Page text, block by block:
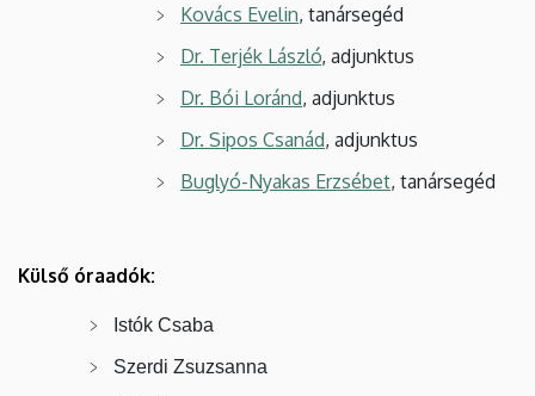
Kovács Evelin, tanársegéd
Dr. Terjék László, adjunktus
Dr. Bói Loránd, adjunktus
Dr. Sipos Csanád, adjunktus
Buglyó-Nyakas Erzsébet, tanársegéd
Külső óraadók:
Istók Csaba
Szerdi Zsuzsanna